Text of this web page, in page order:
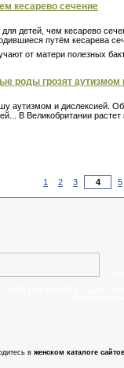
кесарево сечение
детей, чем кесарево
путём кесарева
от матери полезных
роды грозят аутизмом
аутизмом и дислексией. Об
В Великобритании
1 2 3 5
в женском каталоге